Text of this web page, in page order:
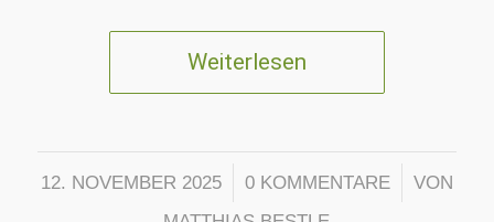
Weiterlesen
12. NOVEMBER 2025
/ 0 KOMMENTARE
/
VON